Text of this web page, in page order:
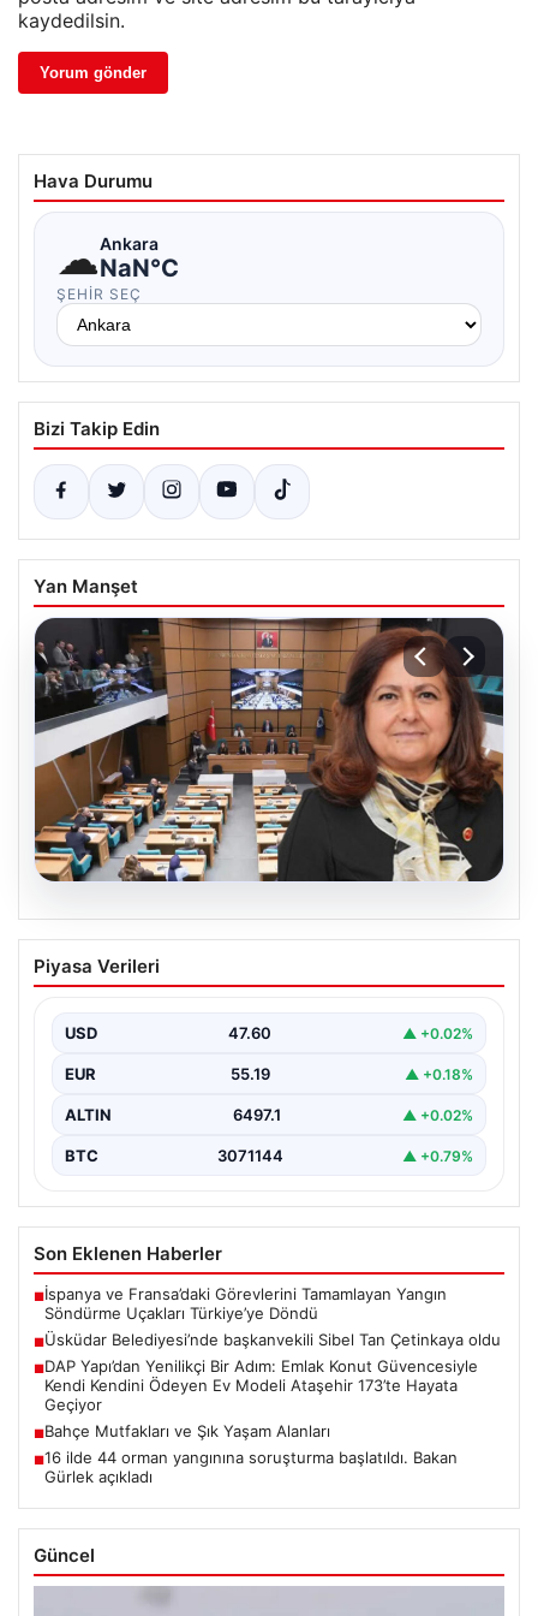
kaydedilsin.
Hava Durumu
☁Ankara
NaN°C
ŞEHIR SEÇ
Bizi Takip Edin
Yan Manşet
05.08.2026
Üsküdar Belediyesi’nde başkanvekili
Sibel Tan Çetinkaya oldu
Piyasa Verileri
USD 47.60 ▲ +0.02%
EUR 55.19 ▲ +0.18%
ALTIN 6497.1 ▲ +0.02%
BTC 3071144 ▲ +0.79%
Son Eklenen Haberler
■İspanya ve Fransa’daki Görevlerini Tamamlayan Yangın
Söndürme Uçakları Türkiye’ye Döndü
■Üsküdar Belediyesi’nde başkanvekili Sibel Tan Çetinkaya oldu
■DAP Yapı’dan Yenilikçi Bir Adım: Emlak Konut Güvencesiyle
Kendi Kendini Ödeyen Ev Modeli Ataşehir 173’te Hayata
Geçiyor
■Bahçe Mutfakları ve Şık Yaşam Alanları
■16 ilde 44 orman yangınına soruşturma başlatıldı. Bakan
Gürlek açıkladı
Güncel